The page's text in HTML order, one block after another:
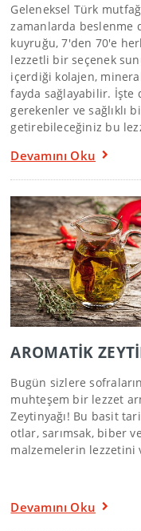
Geleneksel Türk
zamanlarda beslenme
kuyruğu, 7'den 70'e
lezzetli bir seçenek
içerdiği kolajen,
fayda sağlayabilir. İşte
gerekenler ve sağlıklı
getirebileceğiniz bu
Devamını Oku
AROMATİK
Bugün sizlere
muhteşem bir lezzet
Zeytinyağı! Bu basit
otlar, sarımsak, biber
malzemelerin lezzetini
Devamını Oku